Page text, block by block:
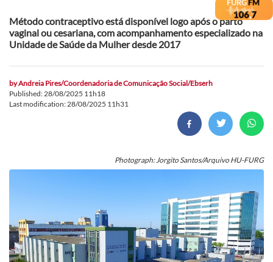
Método contraceptivo está disponível logo após o parto
vaginal ou cesariana, com acompanhamento especializado na
Unidade de Saúde da Mulher desde 2017
byAndreia Pires/Coordenadoria de Comunicação Social/Ebserh
Published: 28/08/2025 11h18
Last modification: 28/08/2025 11h31
Photograph: Jorgito Santos/Arquivo HU-FURG